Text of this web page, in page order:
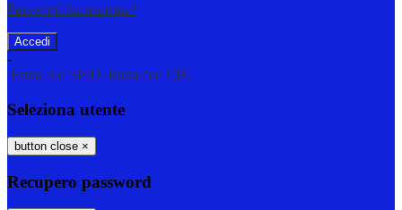
Password dimenticata?
-
Entra con SPID Entra con CIE
Seleziona utente
button close ×
Recupero password